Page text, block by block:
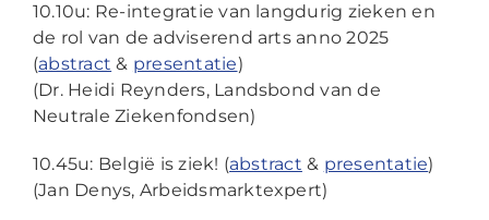
10.10u: Re-integratie van langdurig zieken en
de rol van de adviserend arts anno 2025
(abstract & presentatie)
(Dr. Heidi Reynders, Landsbond van de
Neutrale Ziekenfondsen)
10.45u: België is ziek! (abstract & presentatie)
(Jan Denys, Arbeidsmarktexpert)